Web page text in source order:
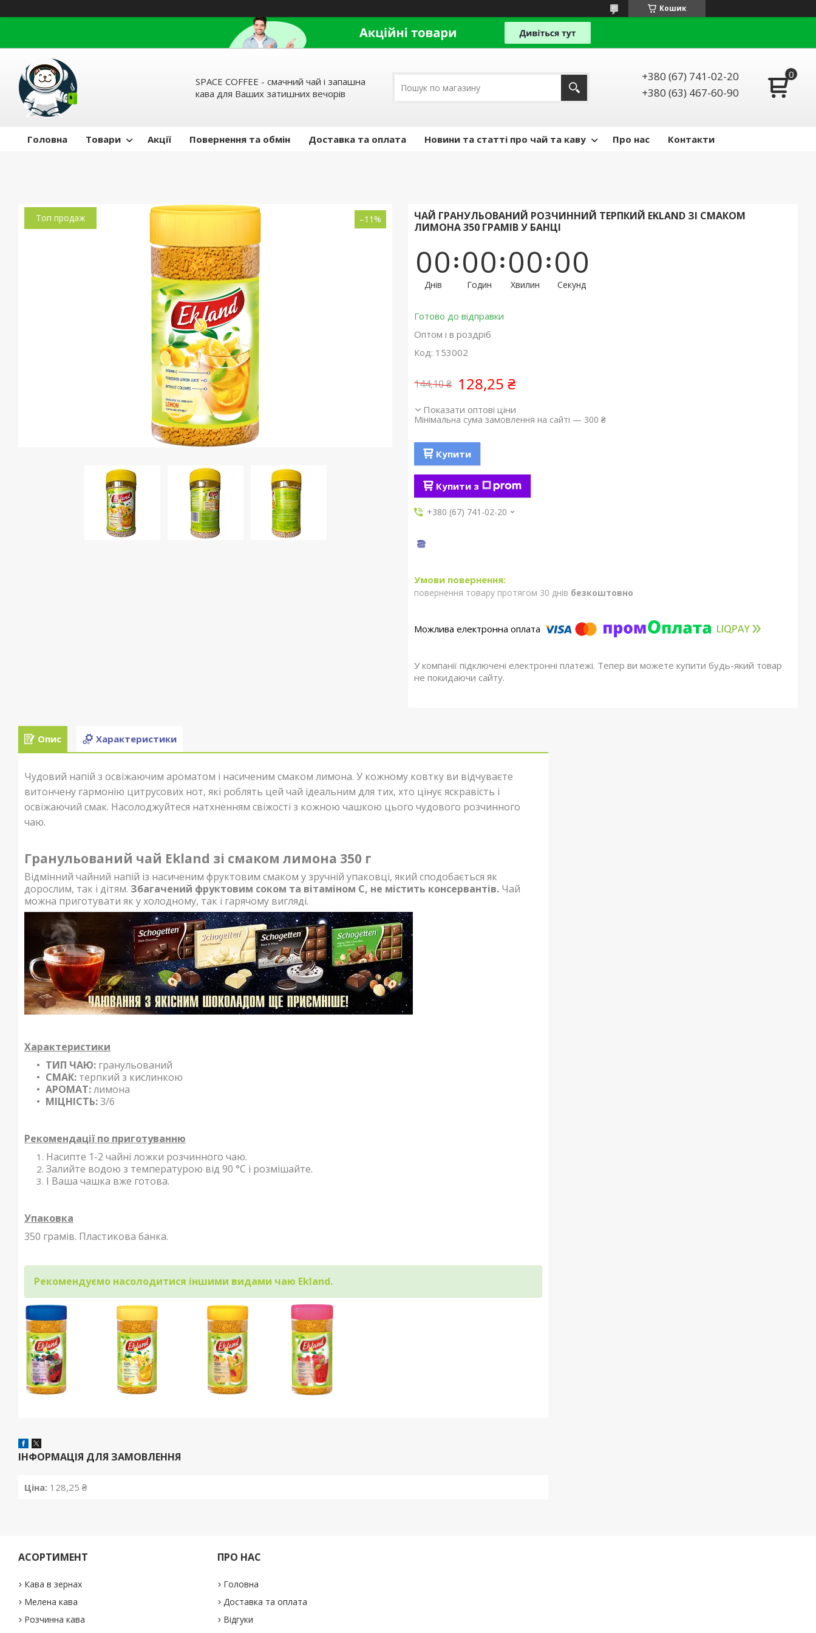
Кошик
SPACE COFFEE - смачний чай і запашна
кава для Ваших затишних вечорів
+380 (67) 741-02-20
+380 (63) 467-60-90
Головна Товари Акції Повернення та обмін Доставка та оплата Новини та статті про чай та каву Про нас Контакти
Топ продаж –11%
ЧАЙ ГРАНУЛЬОВАНИЙ РОЗЧИННИЙ ТЕРПКИЙ EKLAND ЗІ СМАКОМ
ЛИМОНА 350 ГРАМІВ У БАНЦІ
00
Днів
00
Годин
00
Хвилин
00
Секунд
Готово до відправки
Оптом і в роздріб
Код: 153002
144,10 ₴ 128,25 ₴
Показати оптові ціни
Мінімальна сума замовлення на сайті — 300 ₴
Купити
Купити з
+380 (67) 741-02-20
повернення товару протягом 30 днів безкоштовно
У компанії підключені електронні платежі. Тепер ви можете купити будь-який товар
не покидаючи сайту.
Опис Характеристики
Чудовий напій з освіжаючим ароматом і насиченим смаком лимона. У кожному ковтку ви відчуваєте
витончену гармонію цитрусових нот, які роблять цей чай ідеальним для тих, хто цінує яскравість і
освіжаючий смак. Насолоджуйтеся натхненням свіжості з кожною чашкою цього чудового розчинного
чаю.
Гранульований чай Ekland зі смаком лимона 350 г
Відмінний чайний напій із насиченим фруктовим смаком у зручній упаковці, який сподобається як
дорослим, так і дітям. Збагачений фруктовим соком та вітаміном C, не містить консервантів. Чай
можна приготувати як у холодному, так і гарячому вигляді.
Характеристики
ТИП ЧАЮ: гранульований
СМАК: терпкий з кислинкою
АРОМАТ:лимона
МІЦНІСТЬ:3/6
Рекомендації по приготуванню
Насипте 1-2 чайні ложки розчинного чаю.
Залийте водою з температурою від 90 °С і розмішайте.
І Ваша чашка вже готова.
Упаковка
350 грамів. Пластикова банка.
Рекомендуємо насолодитися іншими видами чаю Ekland.
ІНФОРМАЦІЯ ДЛЯ ЗАМОВЛЕННЯ
Ціна: 128,25 ₴
АСОРТИМЕНТ
Кава в зернах
Мелена кава
Розчинна кава
ПРО НАС
Головна
Доставка та оплата
Відгуки